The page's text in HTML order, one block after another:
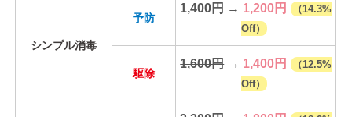
シンプル消毒
予防
1,400円→ 1,200円
（14.3%
Off）
駆除
1,600円→ 1,400円
（12.5%
Off）